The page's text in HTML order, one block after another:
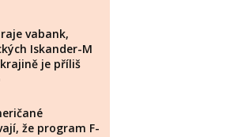
vabank,
Iskander-M
je příliš
že program F-